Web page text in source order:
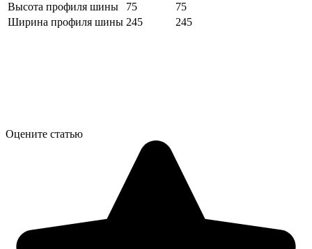
Высота профиля шины
75
75
Ширина профиля шины 245 245
Оцените статью